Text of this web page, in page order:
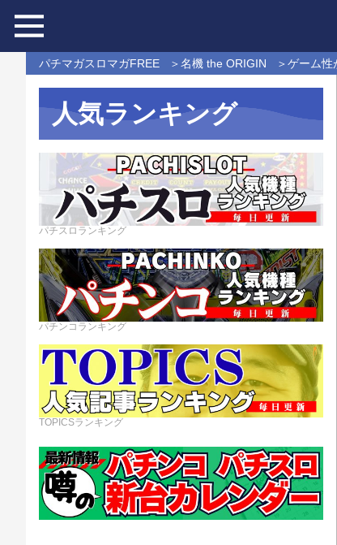
パチマガスロマガFREE 名機 the ORIGIN ゲーム性
人気ランキング
パチスロランキング
パチンコランキング
TOPICSランキング